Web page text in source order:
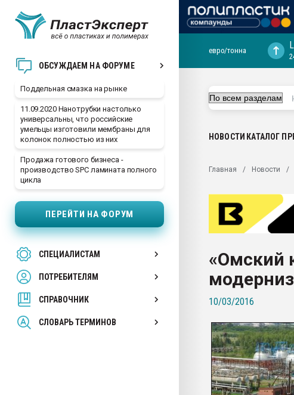
ОБСУЖДАЕМ НА ФОРУМЕ
Поддельная смазка на рынке
11.09.2020 Нанотрубки настолько
универсальны, что российские
умельцы изготовили мембраны для
колонок полностью из них
Продажа готового бизнеса -
производство SPC ламината полного
цикла
ПЕРЕЙТИ НА ФОРУМ
СПЕЦИАЛИСТАМ
ПОТРЕБИТЕЛЯМ
СПРАВОЧНИК
СЛОВАРЬ ТЕРМИНОВ
ближайшее подмосковье, с.-в.
Подмосковье, Москва
первый план в переработке
28.07.2026 "Технониколь"
Всё, что касается выдува ПЭТ
Материал поверхности
Продам отходы Композиция
поликарбоната и АБС-
Armaloy PC/ABS-1IM черный
евро/тонна
НОВОСТИ КАТАЛОГ
Главная Новости
«Омский
10/03/2016